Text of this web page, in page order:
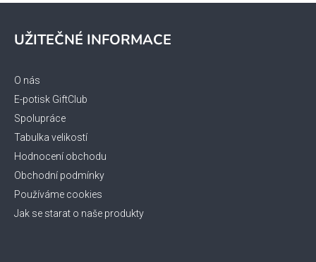
UŽITEČNÉ INFORMACE
O nás
E-potisk GiftClub
Spolupráce
Tabulka velikostí
Hodnocení obchodu
Obchodní podmínky
Používáme cookies
Jak se starat o naše produkty